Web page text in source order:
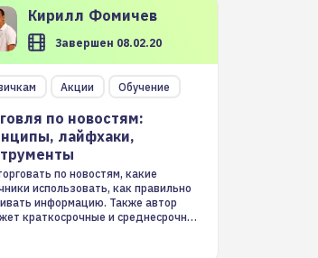
Кирилл Фомичев
Завершен 08.02.20
Акции Обучение
по новостям:
лайфхаки,
по новостям, какие
использовать, как правильно
информацию. Также автор
краткосрочные и среднесрочные